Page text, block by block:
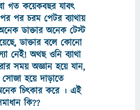
গত কয়েকবছর যাবৎ
পর চরম পেটর ব্যাথায়
ডাক্তার অনেক টেস্ট
ডাক্তার বলে কোনো
নেই! অথছ ওনি ব্যাথা
সময় অজ্ঞান হয়ে যান,
হয়ে দাড়াতে
চিৎকার করে । এই
কি??